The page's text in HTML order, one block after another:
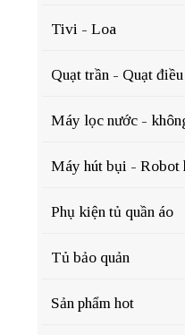
Tivi - Loa
Quạt trần - Quạt
Máy lọc nước -
Máy hút bụi - Robot
Phụ kiện tủ quần áo
Tủ bảo quản
Sản phẩm hot